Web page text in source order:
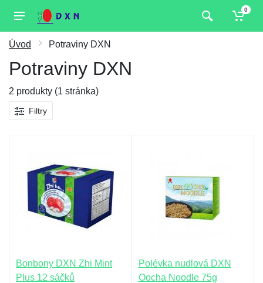
0
Úvod Potraviny DXN
Potraviny DXN
2 produkty (1 stránka)
Filtry
Bonbony DXN Zhi Mint
Plus 12 sáčků
Polévka nudlová DXN
Oocha Noodle 75g